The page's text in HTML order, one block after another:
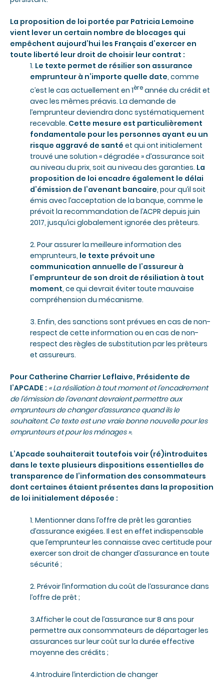
La proposition de loi portée par Patricia Lemoine
vient lever un certain nombre de blocages qui
empêchent aujourd’hui les Français d’exercer en
toute liberté leur droit de choisir leur contrat :
1. Le texte permet de résilier son assurance
emprunteur à n’importe quelle date, comme
c’est le cas actuellement en 1èreannée du crédit et
avec les mêmes préavis. La demande de
l’emprunteur deviendra donc systématiquement
recevable. Cette mesure est particulièrement
fondamentale pour les personnes ayant eu un
risque aggravé de santé et qui ont initialement
trouvé une solution « dégradée » d’assurance soit
au niveau du prix, soit au niveau des garanties. La
proposition de loi encadre également le délai
d’émission de l’avenant bancaire, pour qu’il soit
émis avec l’acceptation de la banque, comme le
prévoit la recommandation de l’ACPR depuis juin
2017, jusqu’ici globalement ignorée des prêteurs.
2. Pour assurer la meilleure information des
emprunteurs, le texte prévoit une
communication annuelle de l’assureur à
l’emprunteur de son droit de résiliation à tout
moment, ce qui devrait éviter toute mauvaise
compréhension du mécanisme.
3. Enfin, des sanctions sont prévues en cas de non-
respect de cette information ou en cas de non-
respect des règles de substitution par les prêteurs
et assureurs.
Pour Catherine Charrier Leflaive, Présidente de
l’APCADE : « La résiliation à tout moment et l’encadrement
de l’émission de l’avenant devraient permettre aux
emprunteurs de changer d’assurance quand ils le
souhaitent. Ce texte est une vraie bonne nouvelle pour les
emprunteurs et pour les ménages ».
L’Apcade souhaiterait toutefois voir (ré)introduites
dans le texte plusieurs dispositions essentielles de
transparence de l’information des consommateurs
dont certaines étaient présentes dans la proposition
de loi initialement déposée :
1. Mentionner dans l’offre de prêt les garanties
d’assurance exigées. Il est en effet indispensable
que l’emprunteur les connaisse avec certitude pour
exercer son droit de changer d’assurance en toute
sécurité ;
2. Prévoir l’information du coût de l‘assurance dans
l’offre de prêt ;
3.Afficher le cout de l’assurance sur 8 ans pour
permettre aux consommateurs de départager les
assurances sur leur coût sur la durée effective
moyenne des crédits ;
4.Introduire l’interdiction de changer